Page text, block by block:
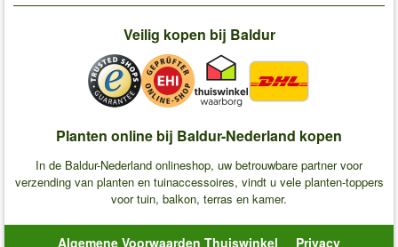
Veilig kopen bij Baldur
Planten online bij Baldur-Nederland kopen
In de Baldur-Nederland onlineshop, uw betrouwbare partner voor
verzending van planten en tuinaccessoires, vindt u vele planten-toppers
voor tuin, balkon, terras en kamer.
Algemene Voorwaarden Thuiswinkel Privacy